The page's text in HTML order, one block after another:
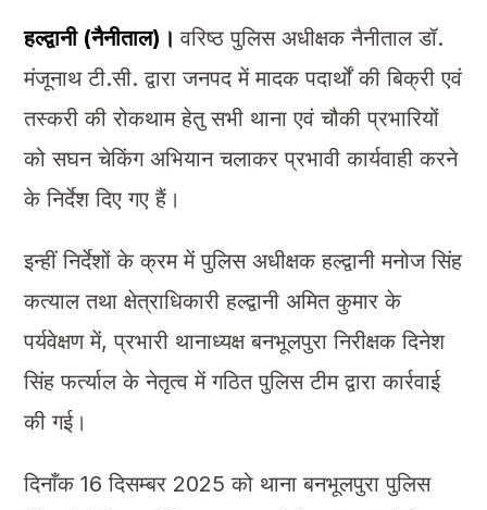
हल्द्वानी (नैनीताल)।वरिष्ठ पुलिस अधीक्षक नैनीताल डॉ.
मंजूनाथ टी.सी. द्वारा जनपद में मादक पदार्थों की बिक्री एवं
तस्करी की रोकथाम हेतु सभी थाना एवं चौकी प्रभारियों
को सघन चेकिंग अभियान चलाकर प्रभावी कार्यवाही करने
के निर्देश दिए गए हैं।
इन्हीं निर्देशों के क्रम में पुलिस अधीक्षक हल्द्वानी मनोज सिंह
कत्याल तथा क्षेत्राधिकारी हल्द्वानी अमित कुमार के
पर्यवेक्षण में, प्रभारी थानाध्यक्ष बनभूलपुरा निरीक्षक दिनेश
सिंह फर्त्याल के नेतृत्व में गठित पुलिस टीम द्वारा कार्रवाई
की गई।
दिनाँक 16 दिसम्बर 2025 को थाना बनभूलपुरा पुलिस